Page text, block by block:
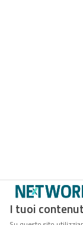
I tuoi